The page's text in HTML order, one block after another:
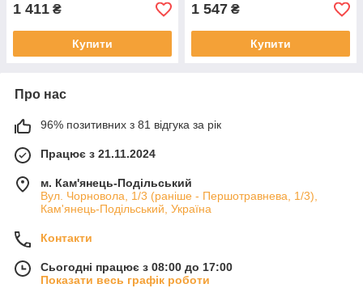
1 411 ₴
Купити
1 547 ₴
Купити
Про нас
96% позитивних з 81 відгука за рік
Працює з 21.11.2024
м. Кам'янець-Подільський
Вул. Чорновола, 1/3 (раніше - Першотравнева, 1/3),
Кам'янець-Подільський, Україна
Контакти
Сьогодні працює з 08:00 до 17:00
Показати весь графік роботи